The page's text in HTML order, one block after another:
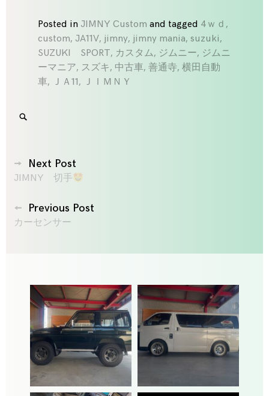
Posted in JIMNY Custom and tagged 4ｗｄ ,
custom, JA11V, jimny, jimny mania,suzuki,
SUZUKI SPORT, カスタム, ジムニー, ジムニ
ーマニア, スズキ, 中古車,善通寺,横田自動
車, ＪＡ11, ＪＩＭＮＹ
Search
投
稿
ナ
ビ
シ
ョ
ン
Next Post
JIMNY 切手
Previous Post
カーセンサー